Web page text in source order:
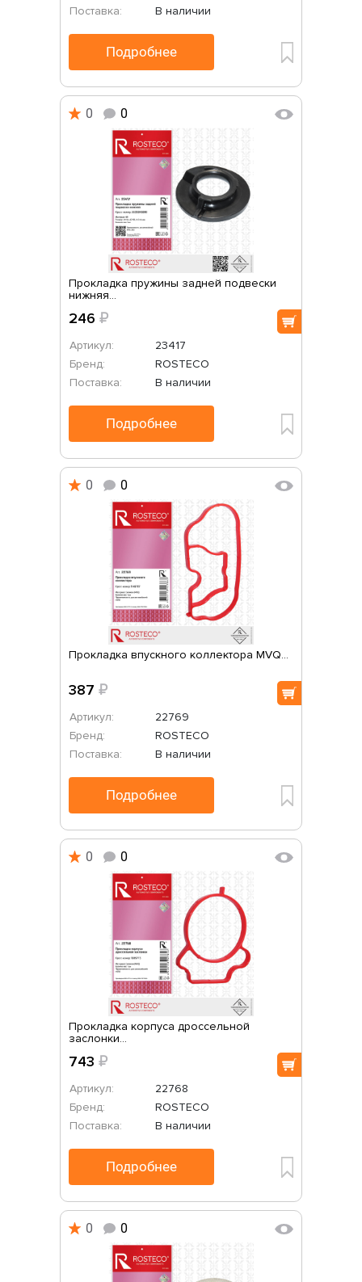
Поставка:
В наличии
Подробнее
0 0
Прокладка пружины задней подвески
нижняя...
246 ₽
Артикул:
23417
Бренд:
ROSTECO
Поставка:
В наличии
Подробнее
0 0
Прокладка впускного коллектора MVQ...
387 ₽
Артикул:
22769
Бренд:
ROSTECO
Поставка:
В наличии
Подробнее
0 0
Прокладка корпуса дроссельной
заслонки...
743 ₽
Артикул:
22768
Бренд:
ROSTECO
Поставка:
В наличии
Подробнее
0 0